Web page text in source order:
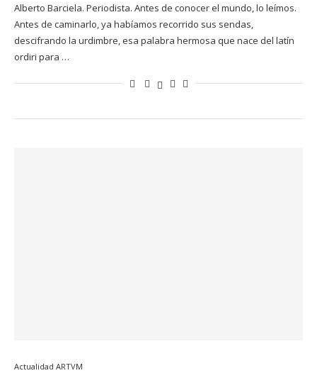
Alberto Barciela. Periodista. Antes de conocer el mundo, lo leímos.
Antes de caminarlo, ya habíamos recorrido sus sendas,
descifrando la urdimbre, esa palabra hermosa que nace del latín
ordiri para …
Actualidad ARTVM